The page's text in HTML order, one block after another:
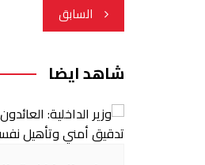
تصفّح
المقالات
السابق
شاهد ايضا